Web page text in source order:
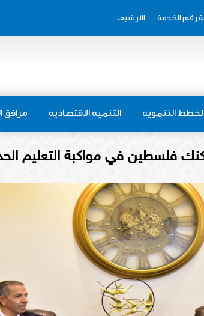
رقم الخدمة الارشيف
التنمويه التنميه الاقتصاديه مرافق
فلسطين في مواكبة التعليم